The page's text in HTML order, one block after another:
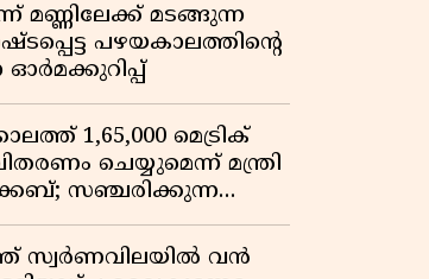
മണ്ണിലേക്ക് മടങ്ങുന്ന
പഴയകാലത്തിൻ്റെ
1,65,000 മെട്രിക്
ചെയ്യുമെന്ന് മന്ത്രി
സഞ്ചരിക്കുന്ന
തുടക്കം
സ്വർണവിലയിൽ വൻ